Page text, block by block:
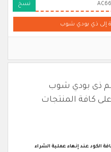
AC66 نسخ
إلى ذي بودي شوب
ذى بودي شوب
على كافة المنتجات
الكود عند إنهاء عملية الشراء